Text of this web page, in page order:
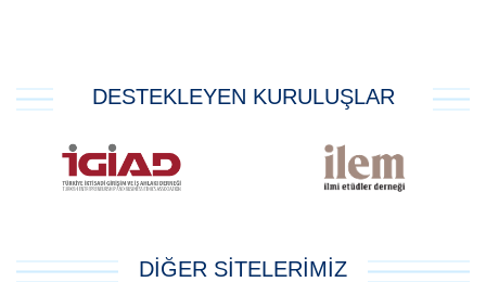
DESTEKLEYEN KURULUŞLAR
DİĞER SİTELERİMİZ